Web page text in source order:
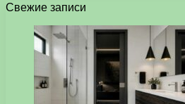
Свежие записи